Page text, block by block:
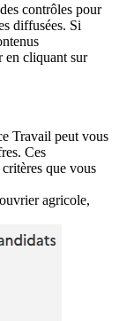
contrôles pour
diffusées. Si
en cliquant sur
Travail peut vous
Ces
que vous
agricole,